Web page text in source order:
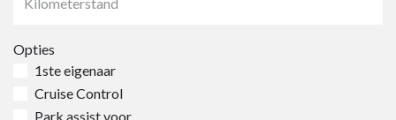
Opties
1ste eigenaar
Cruise Control
Park assist voor